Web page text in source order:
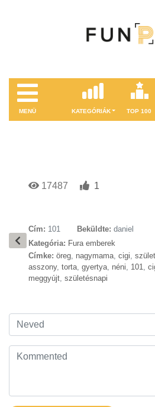
MENÜ KATEGÓRIÁK TOP 100
17487
1
Cím: 101 Beküldte: daniel
Kategória: Fura emberek
Címke: öreg, nagymama, cigi,
asszony, torta, gyertya, néni, 101,
meggyújt, születésnapi